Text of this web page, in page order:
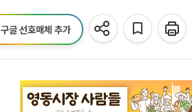
구글 선호매체 추가